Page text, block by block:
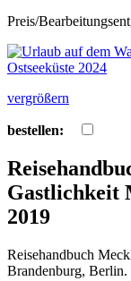
Preis/
vergrößern
bestellen:
Gastlichkeit
2019
Reisehandbuch
Brandenburg, Berlin.